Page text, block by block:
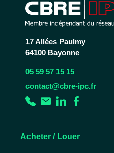
17 Allées Paulmy
64100 Bayonne
05 59 57 15 15
contact@cbre-ipc.fr
Acheter / Louer